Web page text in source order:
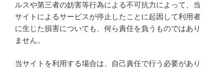
ルスや第三者の妨害等行為による不可抗力によって、当
サイトによるサービスが停止したことに起因して利用者
に生じた損害についても、何ら責任を負うものではあり
ません。
当サイトを利用する場合は、自己責任で行う必要があり